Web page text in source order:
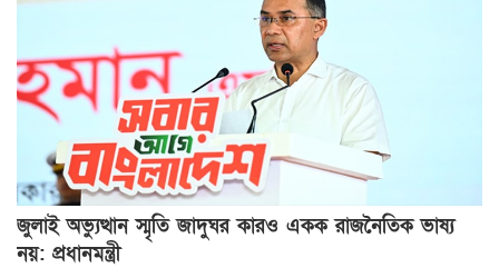
জুলাই অভ্যুত্থান স্মৃতি জাদুঘর কারও একক রাজনৈতিক ভাষ্য
নয়: প্রধানমন্ত্রী